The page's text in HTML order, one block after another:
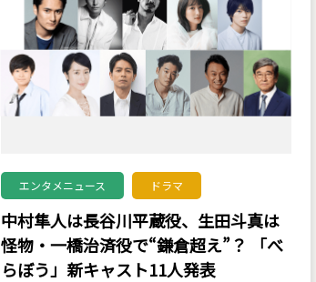
エンタメニュース ドラマ
中村隼人は長谷川平蔵役、生田斗真は
怪物・一橋治済役で“鎌倉超え”？ 「べ
らぼう」新キャスト11人発表